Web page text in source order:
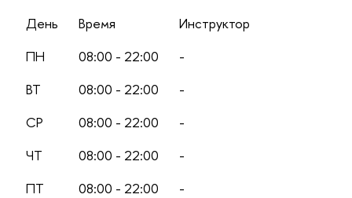
День Время
Инструктор
ПН
08:00 - 22:00
-
ВТ
08:00 - 22:00
-
СР
08:00 - 22:00
-
ЧТ
08:00 - 22:00
-
ПТ
08:00 - 22:00
-